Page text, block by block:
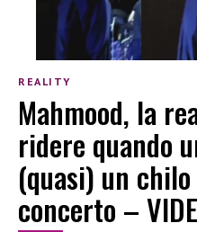
REALITY
Mahmood, la
ridere quando
(quasi) un
concerto –